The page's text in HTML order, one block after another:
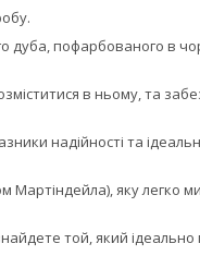
дуба, пофарбованого в
в ньому, та
надійності та
Мартіндейла), яку легко
той, який ідеально